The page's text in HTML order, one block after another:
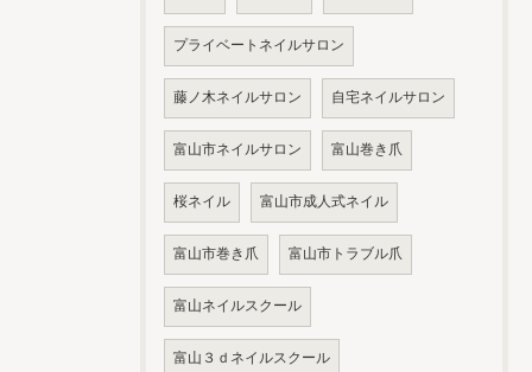
プライベートネイルサロン
藤ノ木ネイルサロン 自宅ネイルサロン
富山市ネイルサロン 富山巻き爪
桜ネイル 富山市成人式ネイル
富山市巻き爪 富山市トラブル爪
富山ネイルスクール
富山３ｄネイルスクール